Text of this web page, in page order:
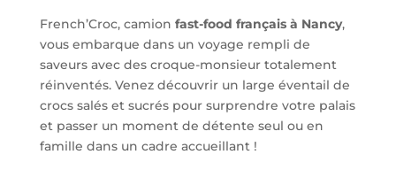
French’Croc, camion fast-food français à Nancy,
vous embarque dans un voyage rempli de
saveurs avec des croque-monsieur totalement
réinventés. Venez découvrir un large éventail de
crocs salés et sucrés pour surprendre votre palais
et passer un moment de détente seul ou en
famille dans un cadre accueillant !